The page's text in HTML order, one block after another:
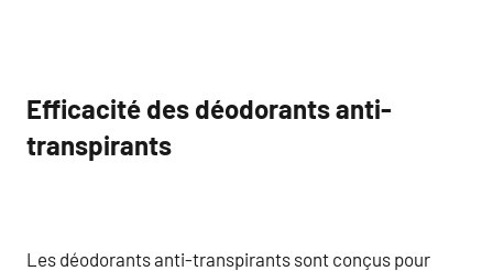
Efficacité des déodorants anti-
transpirants
Les déodorants anti-transpirants sont conçus pour